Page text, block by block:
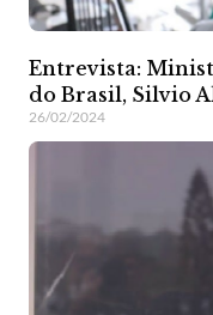
Entrevista:
do Brasil, Silvio
26/02/2024